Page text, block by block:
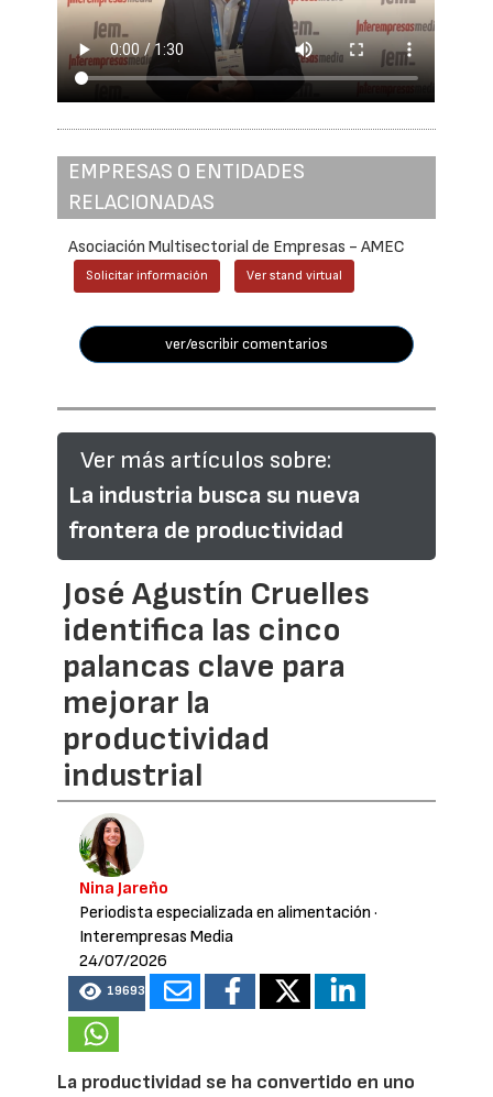
EMPRESAS O ENTIDADES
RELACIONADAS
Asociación Multisectorial de Empresas - AMEC
Solicitar información Ver stand virtual
ver/escribir comentarios
Ver más artículos sobre:
La industria busca su nueva
frontera de productividad
José Agustín Cruelles
identifica las cinco
palancas clave para
mejorar la
productividad
industrial
Nina Jareño
Periodista especializada en alimentación ·
Interempresas Media
24/07/2026
19693
La productividad se ha convertido en uno